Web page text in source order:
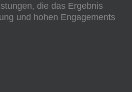
die das Ergebnis
und hohen Engagements